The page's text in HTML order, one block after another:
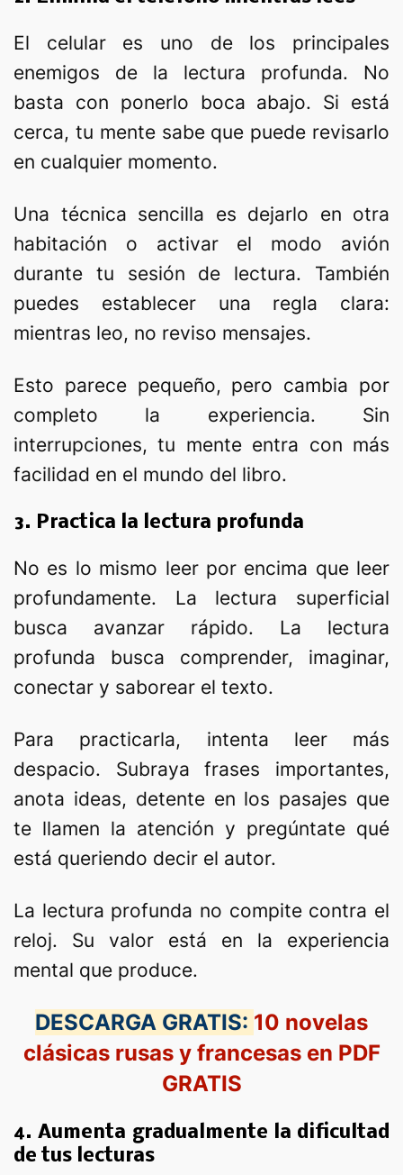
El celular es uno de los principales
enemigos de la lectura profunda. No
basta con ponerlo boca abajo. Si está
cerca, tu mente sabe que puede revisarlo
en cualquier momento.
Una técnica sencilla es dejarlo en otra
habitación o activar el modo avión
durante tu sesión de lectura. También
puedes establecer una regla clara:
mientras leo, no reviso mensajes.
Esto parece pequeño, pero cambia por
completo la experiencia. Sin
interrupciones, tu mente entra con más
facilidad en el mundo del libro.
3. Practica la lectura profunda
No es lo mismo leer por encima que leer
profundamente. La lectura superficial
busca avanzar rápido. La lectura
profunda busca comprender, imaginar,
conectar y saborear el texto.
Para practicarla, intenta leer más
despacio. Subraya frases importantes,
anota ideas, detente en los pasajes que
te llamen la atención y pregúntate qué
está queriendo decir el autor.
La lectura profunda no compite contra el
reloj. Su valor está en la experiencia
mental que produce.
DESCARGA GRATIS: 10 novelas
clásicas rusas y francesas en PDF
GRATIS
4. Aumenta gradualmente la dificultad
de tus lecturas